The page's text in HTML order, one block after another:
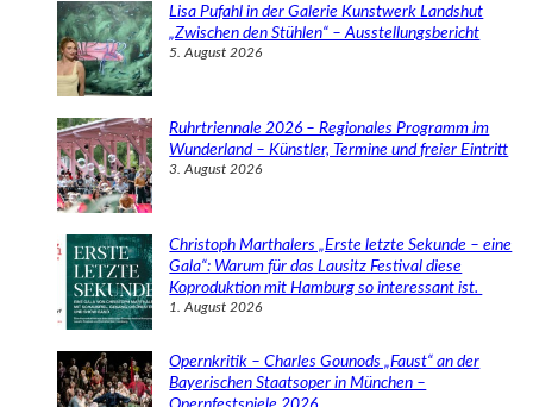
Lisa Pufahl in der Galerie Kunstwerk Landshut
„Zwischen den Stühlen“ – Ausstellungsbericht
5. August 2026
Ruhrtriennale 2026 – Regionales Programm im
Wunderland – Künstler, Termine und freier Eintritt
3. August 2026
Christoph Marthalers „Erste letzte Sekunde – eine
Gala“: Warum für das Lausitz Festival diese
Koproduktion mit Hamburg so interessant ist.
1. August 2026
Opernkritik – Charles Gounods „Faust“ an der
Bayerischen Staatsoper in München –